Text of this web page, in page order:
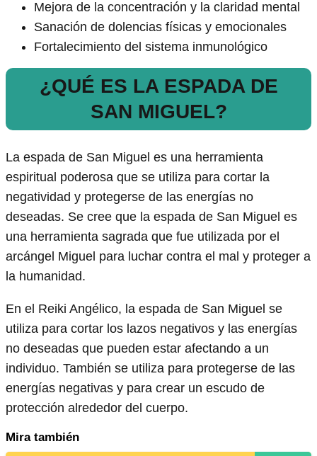
Mejora de la concentración y la claridad mental
Sanación de dolencias físicas y emocionales
Fortalecimiento del sistema inmunológico
¿QUÉ ES LA ESPADA DE
SAN MIGUEL?
La espada de San Miguel es una herramienta
espiritual poderosa que se utiliza para cortar la
negatividad y protegerse de las energías no
deseadas. Se cree que la espada de San Miguel es
una herramienta sagrada que fue utilizada por el
arcángel Miguel para luchar contra el mal y proteger a
la humanidad.
En el Reiki Angélico, la espada de San Miguel se
utiliza para cortar los lazos negativos y las energías
no deseadas que pueden estar afectando a un
individuo. También se utiliza para protegerse de las
energías negativas y para crear un escudo de
protección alrededor del cuerpo.
Mira también